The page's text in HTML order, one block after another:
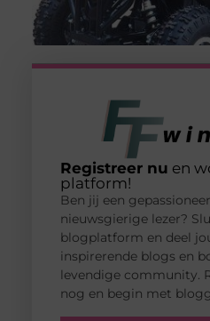
Registreer nu en
platform!
Ben jij een
nieuwsgierige lezer?
blogplatform en deel
inspirerende blogs en
levendige community.
nog en begin met